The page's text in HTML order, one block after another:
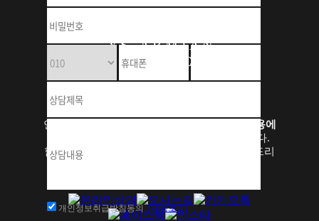
개인정보취급방침동의 [내용보기]
Y S - A R M I A N
C L I N I C
연세아르미안은
성형부작용에
를 중점적으로 하고 있습니다.
함께 걱정하고
이 되어 드리